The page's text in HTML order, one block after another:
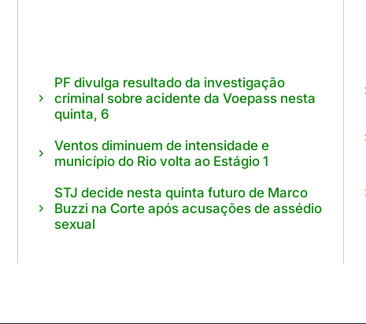
PF divulga resultado da investigação
criminal sobre acidente da Voepass nesta
quinta, 6
Ventos diminuem de intensidade e
município do Rio volta ao Estágio 1
STJ decide nesta quinta futuro de Marco
Buzzi na Corte após acusações de assédio
sexual